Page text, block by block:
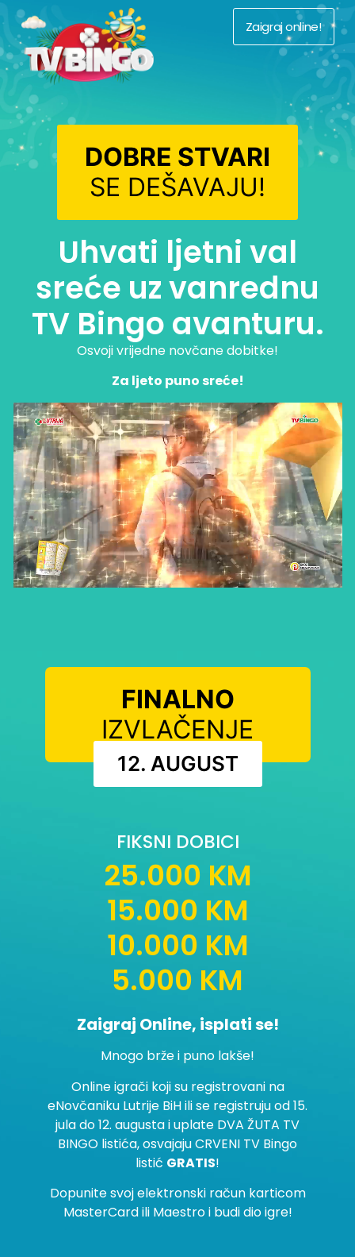
Zaigraj online!
DOBRE STVARI
SE DEŠAVAJU!
Uhvati ljetni val
sreće uz vanrednu
TV Bingo avanturu.
Osvoji vrijedne novčane dobitke!
Za ljeto puno sreće!
FINALNO
IZVLAČENJE
12. AUGUST
FIKSNI DOBICI
25.000 KM
15.000 KM
10.000 KM
5.000 KM
Zaigraj Online, isplati se!
Mnogo brže i puno lakše!
Online igrači koji su registrovani na
eNovčaniku Lutrije BiH ili se registruju od 15.
jula do 12. augusta i uplate DVA ŽUTA TV
BINGO listića, osvajaju CRVENI TV Bingo
listić GRATIS!
Dopunite svoj elektronski račun karticom
MasterCard ili Maestro i budi dio igre!